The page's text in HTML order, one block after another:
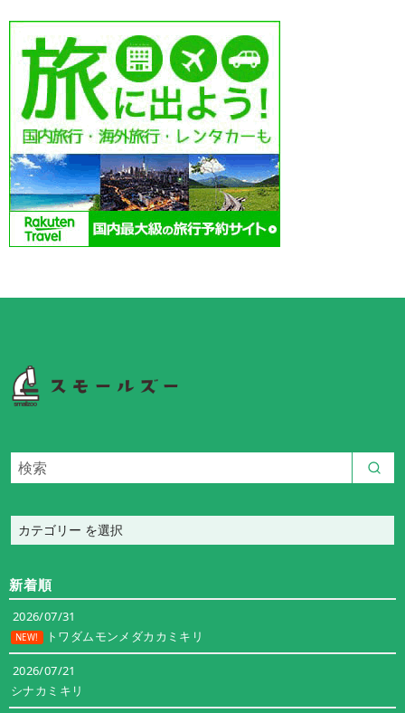
テ
リ
新着順
2026/07/31
NEW! トワダムモンメダカカミキリ
2026/07/21
シナカミキリ